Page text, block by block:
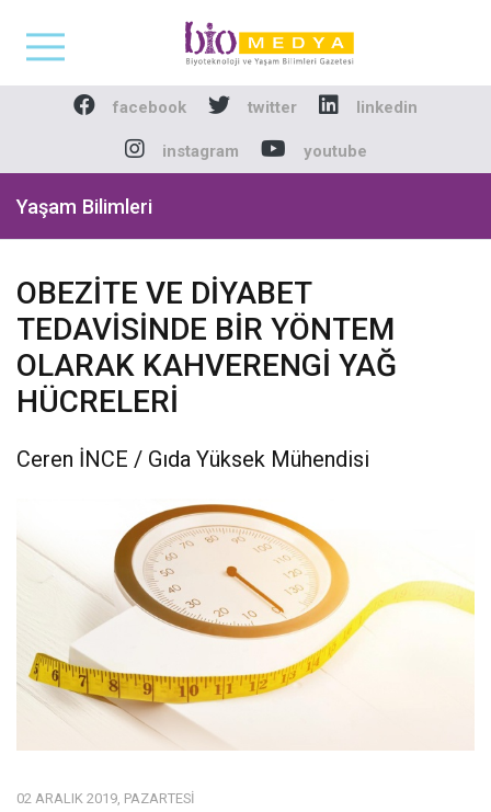
Biomedya -
facebook twitter linkedin
instagram youtube
Yaşam Bilimleri
OBEZİTE VE DİYABET
TEDAVİSİNDE BİR YÖNTEM
OLARAK KAHVERENGİ YAĞ
HÜCRELERİ
Ceren İNCE / Gıda Yüksek Mühendisi
02 ARALIK 2019, PAZARTESI